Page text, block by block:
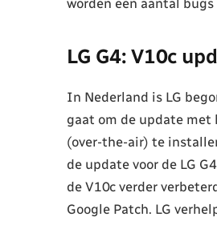
worden een aantal
LG G4: V10c
In Nederland is LG
gaat om de update met
(over-the-air) te
de update voor de LG
de V10c verder
Google Patch. LG